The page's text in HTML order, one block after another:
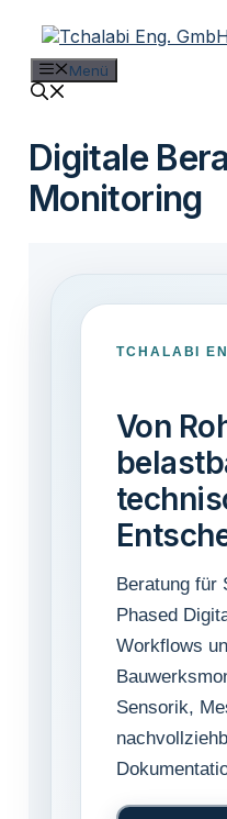
Inhalt
springenMenü
Digitale
Monitoring
TCHALABI
Von
Beratung für
Phased
Workflows
Sensorik,